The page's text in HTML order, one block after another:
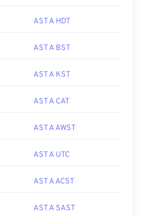
AST A HDT
AST A BST
AST A KST
AST A CAT
AST A AWST
AST A UTC
AST A ACST
AST A SAST